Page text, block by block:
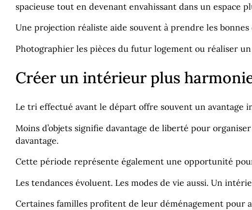
spacieuse tout en devenant envahissant dans un espace
Une projection réaliste aide souvent à prendre les bonnes
Photographier les pièces du futur logement ou réaliser
Créer un intérieur plus
Le tri effectué avant le départ offre souvent un avantage
Moins d’objets signifie davantage de liberté pour
davantage.
Cette période représente également une opportunité
Les tendances évoluent. Les modes de vie aussi. Un
Certaines familles profitent de leur déménagement pour